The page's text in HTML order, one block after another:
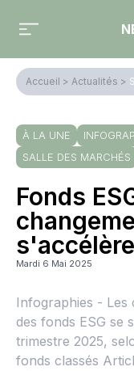
Accueil > Actualités >
À LA UNE
SALLE DES MARCHÉS
Fonds
Mardi 6 Mai 2025
Infographies - Les
des fonds ESG se
trimestre 2025,
fonds classés